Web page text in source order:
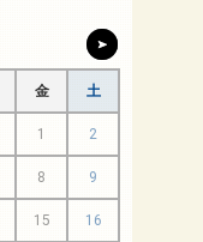
金 土
1 2
8 9
15 16